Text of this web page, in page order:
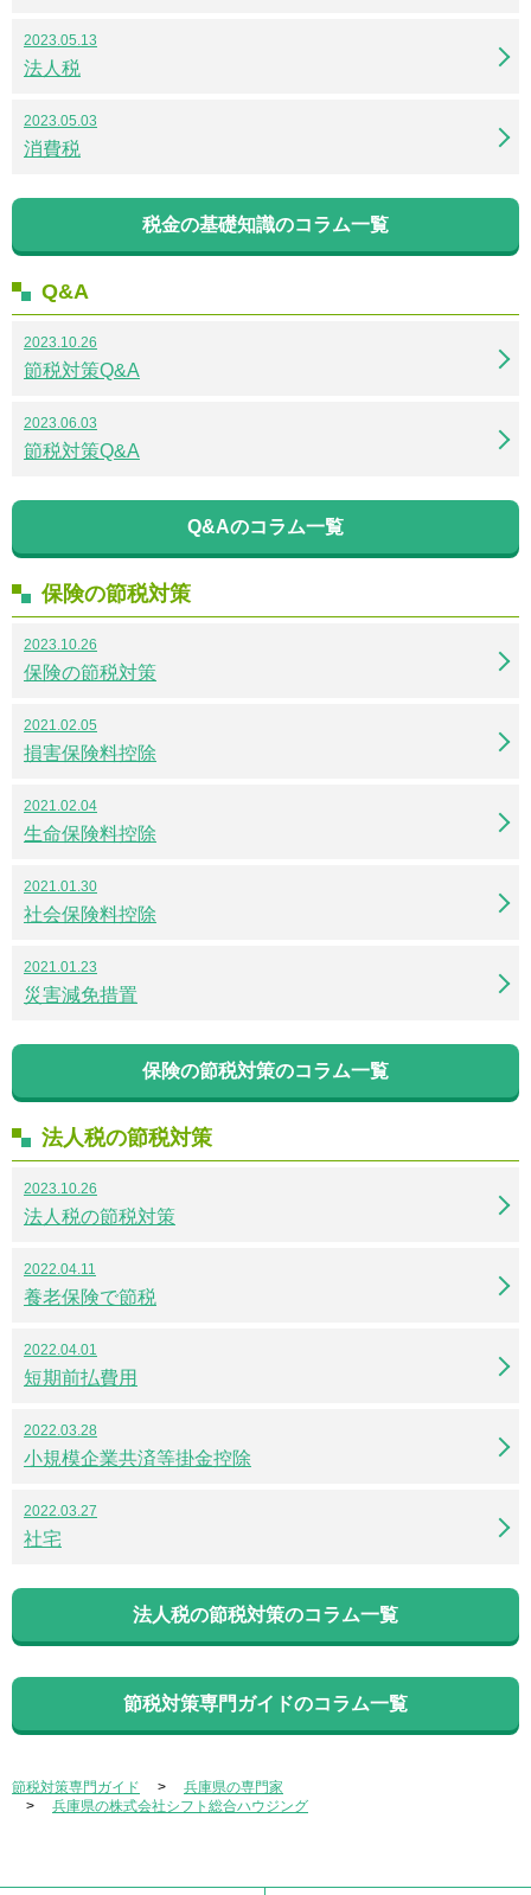
2023.05.13
法人税
2023.05.03
消費税
税金の基礎知識のコラム一覧
Q&A
2023.10.26
節税対策Q&A
2023.06.03
節税対策Q&A
Q&Aのコラム一覧
保険の節税対策
2023.10.26
保険の節税対策
2021.02.05
損害保険料控除
2021.02.04
生命保険料控除
2021.01.30
社会保険料控除
2021.01.23
災害減免措置
保険の節税対策のコラム一覧
法人税の節税対策
2023.10.26
法人税の節税対策
2022.04.11
養老保険で節税
2022.04.01
短期前払費用
2022.03.28
小規模企業共済等掛金控除
2022.03.27
社宅
法人税の節税対策のコラム一覧
節税対策専門ガイドのコラム一覧
節税対策専門ガイド
兵庫県の専門家
兵庫県の株式会社シフト総合ハウジング